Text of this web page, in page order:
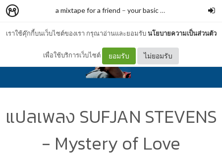
เราใช้คุ๊กกี้บนเว็บไซต์ของเรา กรุณาอ่านและยอมรับนโยบายความเป็นส่วนตัว
เพื่อใช้บริการเว็บไซต์ ยอมรับ ไม่ยอมรับ
a mixtape for a friend – your basic trash
แปลเพลง SUFJAN STEVENS
- Mystery of Love